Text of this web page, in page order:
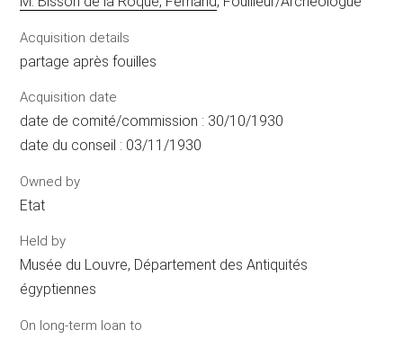
Acquisition details
partage après fouilles
Acquisition date
date de comité/commission : 30/10/1930
date du conseil : 03/11/1930
Owned by
Etat
Held by
Musée du Louvre, Département des Antiquités
égyptiennes
On long-term loan to